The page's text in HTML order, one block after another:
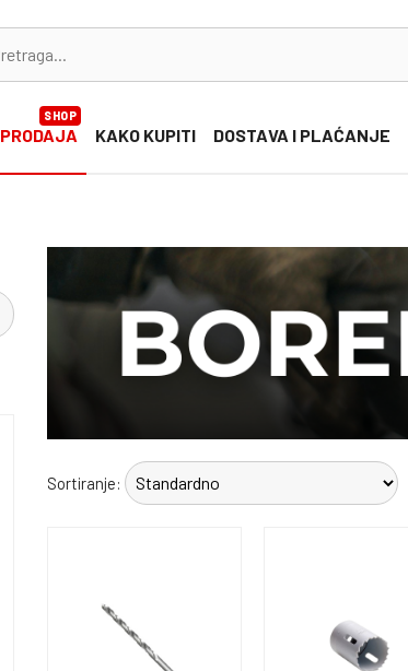
PRODAJA
SHOP
KAKO KUPITI DOSTAVA I PLAĆANJE
Sortiranje: